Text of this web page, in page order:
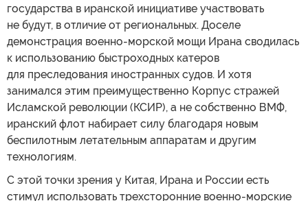
государства в иранской инициативе участвовать
не будут, в отличие от региональных. Доселе
демонстрация военно-морской мощи Ирана сводилась
к использованию быстроходных катеров
для преследования иностранных судов. И хотя
занимался этим преимущественно Корпус стражей
Исламской революции (КСИР), а не собственно ВМФ,
иранский флот набирает силу благодаря новым
беспилотным летательным аппаратам и другим
технологиям.
С этой точки зрения у Китая, Ирана и России есть
стимул использовать трехсторонние военно-морские